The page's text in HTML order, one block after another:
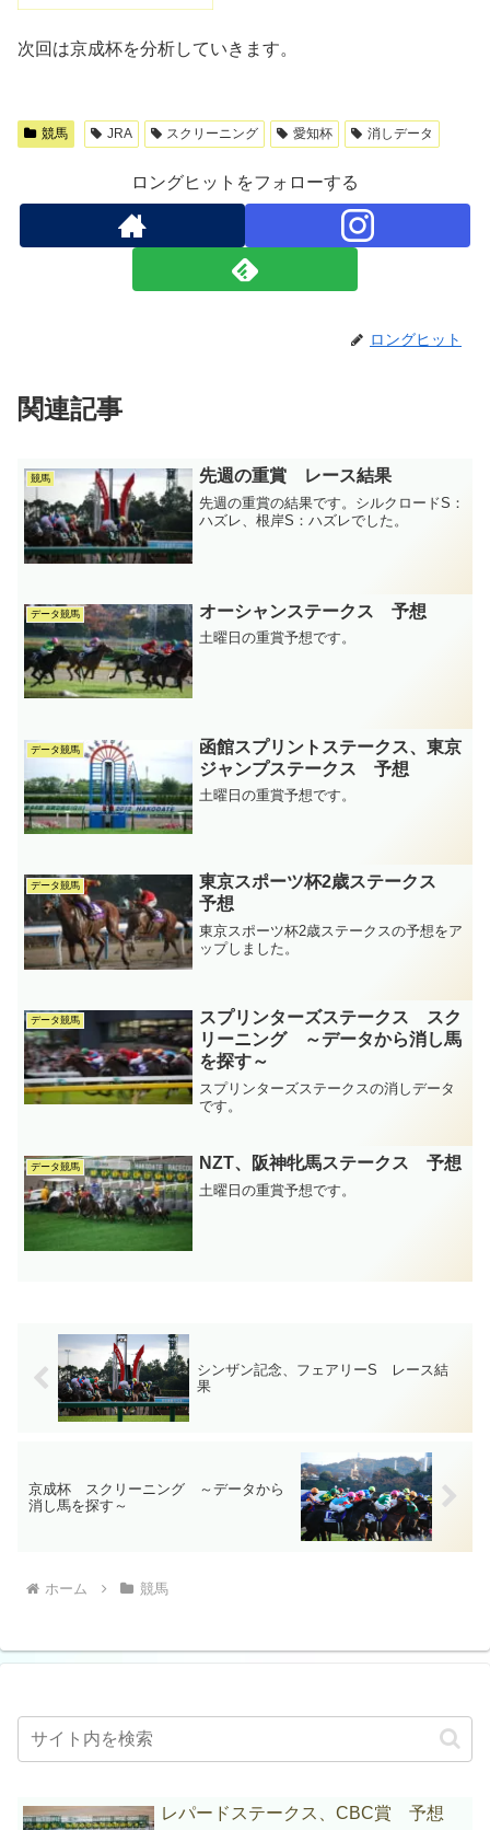
次回は京成杯を分析していきます。
競馬 JRA スクリーニング 愛知杯 消しデータ
ロングヒットをフォローする
ロングヒット
関連記事
競馬 先週の重賞 レース結果
先週の重賞の結果です。シルクロードS：
ハズレ、根岸S：ハズレでした。
データ競馬 オーシャンステークス 予想
土曜日の重賞予想です。
データ競馬
函館スプリントステークス、東京
ジャンプステークス 予想
土曜日の重賞予想です。
データ競馬
東京スポーツ杯2歳ステークス
予想
東京スポーツ杯2歳ステークスの予想をア
ップしました。
データ競馬
スプリンターズステークス スク
リーニング ～データから消し馬
を探す～
スプリンターズステークスの消しデータ
です。
データ競馬 NZT、阪神牝馬ステークス 予想
土曜日の重賞予想です。
シンザン記念、フェアリーS レース結
果
京成杯 スクリーニング ～データから
消し馬を探す～
ホーム 競馬
レパードステークス、CBC賞 予想